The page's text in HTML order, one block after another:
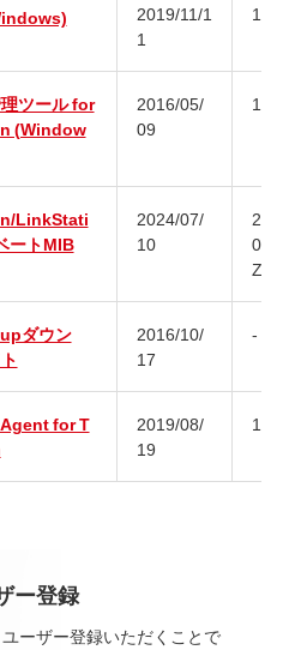
2019/11/1
1
ツール for
(Window
2016/05/
09
LinkStati
ートMIB
2024/07/
10
Z
ダウン
2016/10/
17
-
for T
2019/08/
19
ー登録
ーザー登録いただくことで